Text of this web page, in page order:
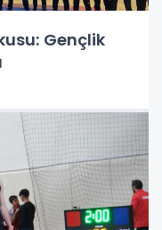
Gençlik